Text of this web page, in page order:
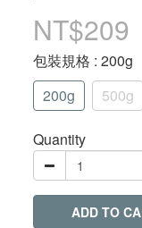
NT$209
包裝規格 : 200g
200g
500g
Quantity
ADD TO